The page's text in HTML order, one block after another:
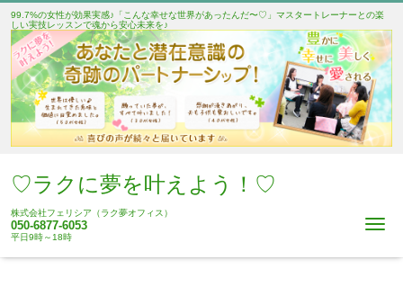
99.7%の女性が効果実感♪「こんな幸せな世界があったんだ〜♡」マスタートレーナーとの楽
しい実技レッスンで魂から安心未来を♪
♡ラクに夢を叶えよう！♡
株式会社フェリシア（ラク夢オフィス）
050-6877-6053
平日9時～18時